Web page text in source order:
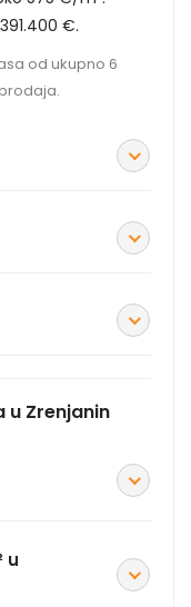
€.
od ukupno 6
u Zrenjanin
u